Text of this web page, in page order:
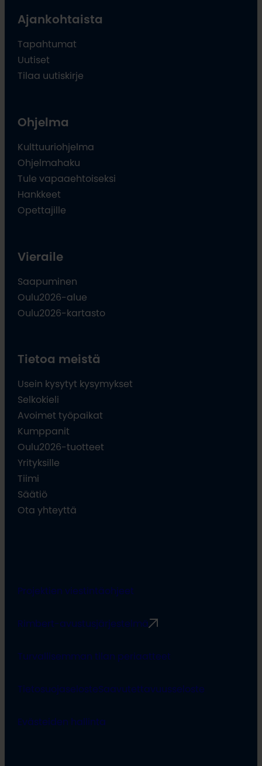
Ajankohtaista
Tapahtumat
Uutiset
Tilaa uutiskirje
Ohjelma
Kulttuuriohjelma
Ohjelmahaku
Tule vapaaehtoiseksi
Hankkeet
Opettajille
Vieraile
Saapuminen
Oulu2026-alue
Oulu2026-kartasto
Tietoa meistä
Usein kysytyt kysymykset
Selkokieli
Avoimet työpaikat
Kumppanit
Oulu2026-tuotteet
Yrityksille
Tiimi
Säätiö
Ota yhteyttä
Projektien viestintäohjeet
Rimbert-avustusjärjestelmä
Turvallisemman tilan periaatteet
TietosuojaselosteSaavutettavuusseloste
Evästeiden hallinta